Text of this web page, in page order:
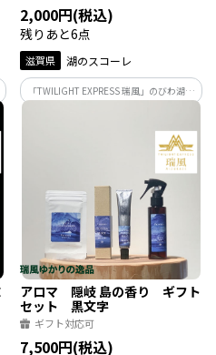
2,000円(税込)
残りあと6点
滋賀県 湖のスコーレ
「TWILIGHT EXPRESS 瑞風」のびわ湖周
出したフィナンシェ。滋賀県産チーズと
ホワイトチョコの組合せをお楽しみくだ
アロマ 隠岐 島の香り ギフト
セット 黒文字
ギフト対応可
7,500円(税込)